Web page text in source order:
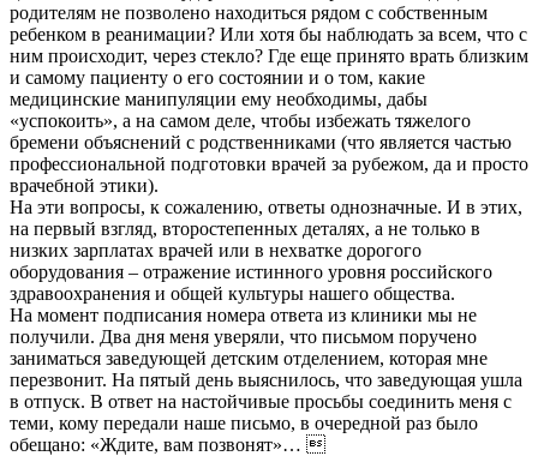
родителям не позволено находиться рядом с собственным
ребенком в реанимации? Или хотя бы наблюдать за всем, что с
ним происходит, через стекло? Где еще принято врать близким
и самому пациенту о его состоянии и о том, какие
медицинские манипуляции ему необходимы, дабы
«успокоить», а на самом деле, чтобы избежать тяжелого
бремени объяснений с родственниками (что является частью
профессиональной подготовки врачей за рубежом, да и просто
врачебной этики).
На эти вопросы, к сожалению, ответы однозначные. И в этих,
на первый взгляд, второстепенных деталях, а не только в
низких зарплатах врачей или в нехватке дорогого
оборудования – отражение истинного уровня российского
здравоохранения и общей культуры нашего общества.
На момент подписания номера ответа из клиники мы не
получили. Два дня меня уверяли, что письмом поручено
заниматься заведующей детским отделением, которая мне
перезвонит. На пятый день выяснилось, что заведующая ушла
в отпуск. В ответ на настойчивые просьбы соединить меня с
теми, кому передали наше письмо, в очередной раз было
обещано: «Ждите, вам позвонят»… 